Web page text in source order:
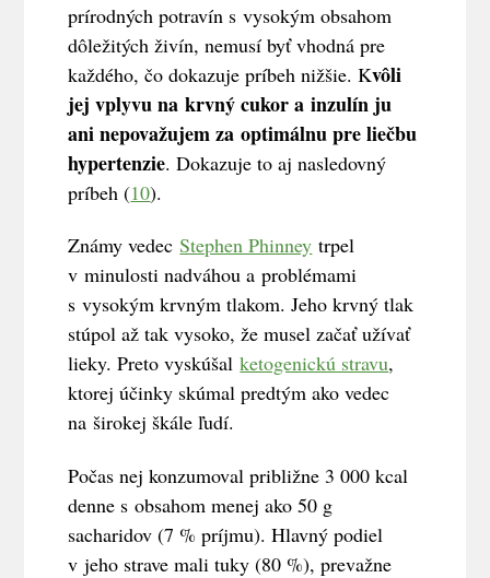
prírodných potravín s vysokým obsahom
dôležitých živín, nemusí byť vhodná pre
každého, čo dokazuje príbeh nižšie. Kvôli
jej vplyvu na krvný cukor a inzulín ju
ani nepovažujem za optimálnu pre liečbu
hypertenzie. Dokazuje to aj nasledovný
príbeh (10).
Známy vedecStephen Phinney trpel
v minulosti nadváhou a problémami
s vysokým krvným tlakom. Jeho krvný tlak
stúpol až tak vysoko, že musel začať užívať
lieky. Preto vyskúšalketogenickú stravu,
ktorej účinky skúmal predtým ako vedec
na širokej škále ľudí.
Počas nej konzumoval približne 3 000 kcal
denne s obsahom menej ako 50 g
sacharidov (7 % príjmu). Hlavný podiel
v jeho strave mali tuky (80 %), prevažne